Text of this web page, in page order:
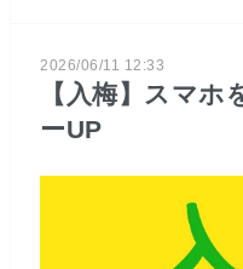
2026/06/11 12:33
【入梅】スマホ
ーUP